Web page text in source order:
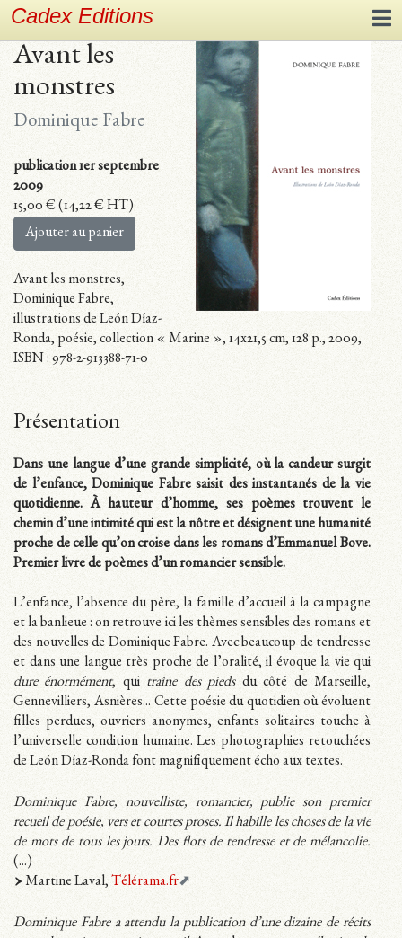
Cadex Editions
Avant les
monstres
Dominique Fabre
publication 1er septembre
2009
15,00 € (14,22€ HT)
Ajouter au panier
Avant les monstres,
Dominique Fabre,
illustrations de León Díaz-
Ronda, poésie, collection « Marine », 14x21,5 cm, 128 p., 2009,
ISBN : 978-2-913388-71-0
Présentation
Dans une langue d’une grande simplicité, où la candeur surgit
de l’enfance, Dominique Fabre saisit des instantanés de la vie
quotidienne. À hauteur d’homme, ses poèmes trouvent le
chemin d’une intimité qui est la nôtre et désignent une humanité
proche de celle qu’on croise dans les romans d’Emmanuel Bove.
Premier livre de poèmes d’un romancier sensible.
L’enfance, l’absence du père, la famille d’accueil à la campagne
et la banlieue : on retrouve ici les thèmes sensibles des romans et
des nouvelles de Dominique Fabre. Avec beaucoup de tendresse
et dans une langue très proche de l’oralité, il évoque la vie qui
dure énormément, qui traîne des piedsdu côté de Marseille,
Gennevilliers, Asnières... Cette poésie du quotidien où évoluent
filles perdues, ouvriers anonymes, enfants solitaires touche à
l’universelle condition humaine. Les photographies retouchées
de León Díaz-Ronda font magnifiquement écho aux textes.
Dominique Fabre, nouvelliste, romancier, publie son premier
recueil de poésie, vers et courtes proses. Il habille les choses de la vie
de mots de tous les jours. Des flots de tendresse et de mélancolie.
(...)
Martine Laval, Télérama.fr
Dominique Fabre a attendu la publication d’une dizaine de récits